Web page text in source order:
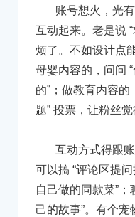
账号想火，光
互动起来。老是说
烦了。不如设计点
母婴内容的，问问
的”；做教育内容的
题” 投票，让粉丝觉
互动方式得跟
可以搞 “评论区提
自己做的同款菜”；
己的故事”。有个宠